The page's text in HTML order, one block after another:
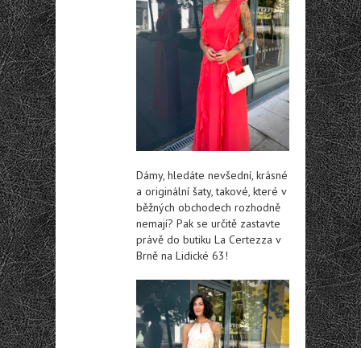
Dámy, hledáte nevšední, krásné
a originální šaty, takové, které v
běžných obchodech rozhodně
nemají? Pak se určitě zastavte
právě do butiku La Certezza v
Brně na Lidické 63!